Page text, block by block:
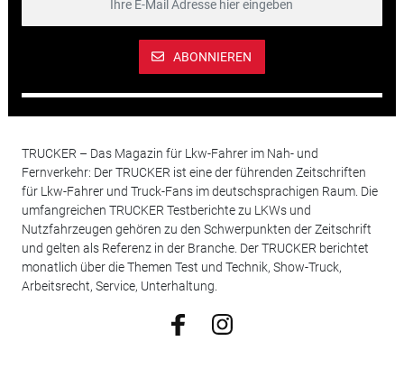
ABONNIEREN
TRUCKER – Das Magazin für Lkw-Fahrer im Nah- und
Fernverkehr: Der TRUCKER ist eine der führenden Zeitschriften
für Lkw-Fahrer und Truck-Fans im deutschsprachigen Raum. Die
umfangreichen TRUCKER Testberichte zu LKWs und
Nutzfahrzeugen gehören zu den Schwerpunkten der Zeitschrift
und gelten als Referenz in der Branche. Der TRUCKER berichtet
monatlich über die Themen Test und Technik, Show-Truck,
Arbeitsrecht, Service, Unterhaltung.